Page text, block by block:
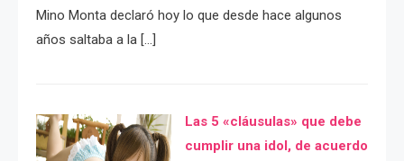
Mino Monta declaró hoy lo que desde hace algunos
años saltaba a la […]
Las 5 «cláusulas» que debe
cumplir una idol, de acuerdo